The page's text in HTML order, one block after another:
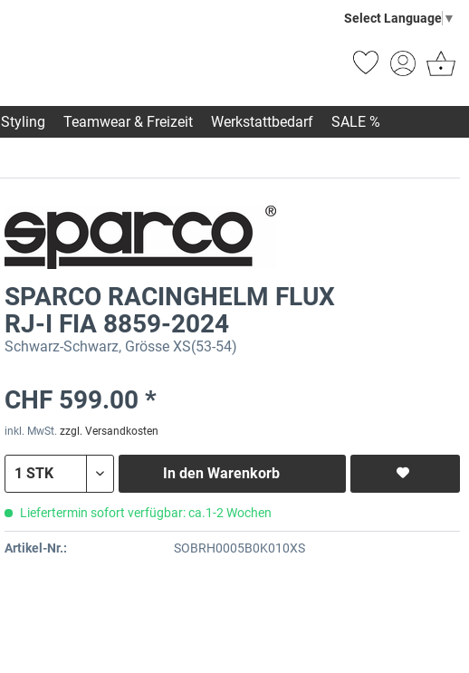
Select Language ▼
Styling Teamwear & Freizeit Werkstattbedarf SALE %
SPARCO RACINGHELM FLUX
RJ-I FIA 8859-2024
Schwarz-Schwarz, Grösse XS(53-54)
CHF 599.00 *
inkl. MwSt. zzgl. Versandkosten
In den Warenkorb
Liefertermin sofort verfügbar: ca.1-2 Wochen
Artikel-Nr.: SOBRH0005B0K010XS